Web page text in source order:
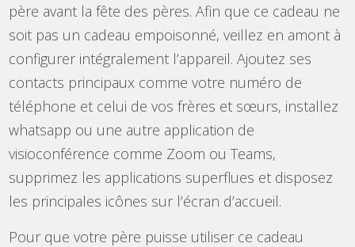
père avant la fête des pères. Afin que ce cadeau ne
soit pas un cadeau empoisonné, veillez en amont à
configurer intégralement l’appareil. Ajoutez ses
contacts principaux comme votre numéro de
téléphone et celui de vos frères et sœurs, installez
whatsapp ou une autre application de
visioconférence comme Zoom ou Teams,
supprimez les applications superflues et disposez
les principales icônes sur l’écran d’accueil.
Pour que votre père puisse utiliser ce cadeau